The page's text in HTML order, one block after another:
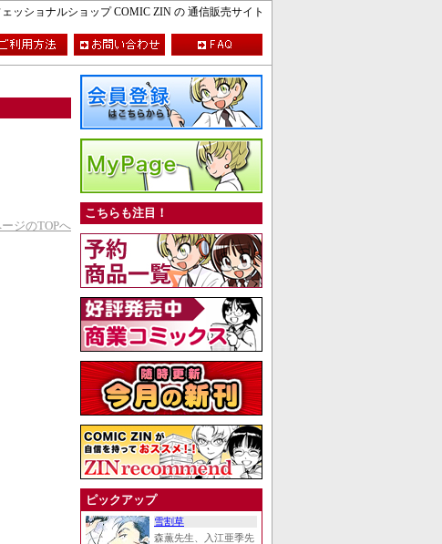
ッショナルショップ COMIC ZIN の 通信販売サイト
ジのTOPへ
こちらも注目！
ピックアップ
雪割草
森薫先生、入江亜季先